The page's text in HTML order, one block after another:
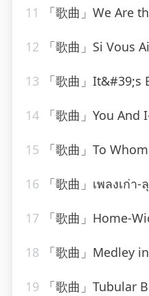
11 「歌曲」We Are the
12 「歌曲」Si Vous
13 「歌曲」It&#39;s
14 「歌曲」You
15 「歌曲」To Whom It
16 「歌曲」เพลงเก่า-
17 「歌曲」Home-
18 「歌曲」Medley in the
19 「歌曲」Tubular